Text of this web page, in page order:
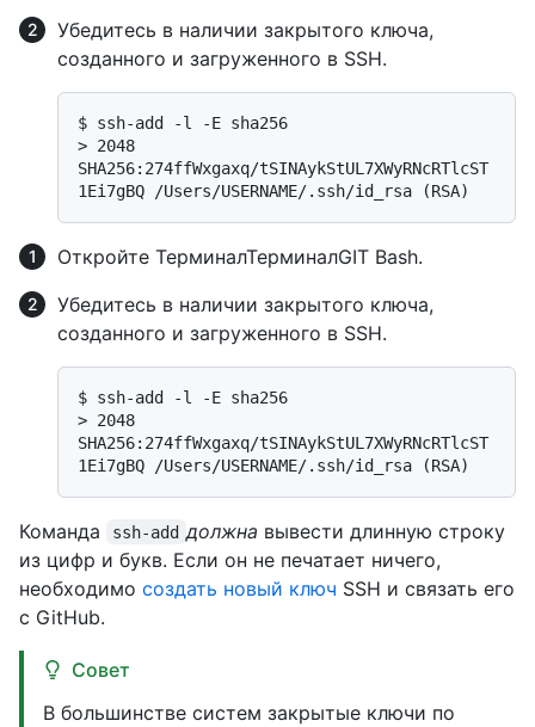
Убедитесь в наличии закрытого ключа,
созданного и загруженного в SSH.
$ ssh-add -l -E sha256
> 2048
SHA256:274ffWxgaxq/tSINAykStUL7XWyRNcRTlcST
1Ei7gBQ /Users/USERNAME/.ssh/id_rsa (RSA)
Откройте ТерминалТерминалGIT Bash.
Убедитесь в наличии закрытого ключа,
созданного и загруженного в SSH.
$ ssh-add -l -E sha256
> 2048
SHA256:274ffWxgaxq/tSINAykStUL7XWyRNcRTlcST
1Ei7gBQ /Users/USERNAME/.ssh/id_rsa (RSA)
Команда ssh-add должна вывести длинную строку
из цифр и букв. Если он не печатает ничего,
необходимо создать новый ключ SSH и связать его
с GitHub.
Совет
В большинстве систем закрытые ключи по